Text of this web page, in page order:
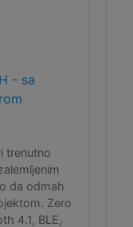
- sa
trenutno
da odmah
Zero
4.1, BLE,